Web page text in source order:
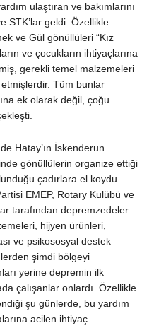
ulaştıran ve bakımlarını
STK’lar geldi. Özellikle
ve Gül gönüllüleri “Kız
ve çocukların ihtiyaçlarına
gerekli temel malzemeleri
etmişlerdir. Tüm bunlar
ek olarak değil, çoğu
Hatay’ın İskenderun
gönüllülerin organize ettiği
çadırlara el koydu.
EMEP, Rotary Kulübü ve
tarafından depremzedeler
hijyen ürünleri,
ve psikososyal destek
şimdi bölgeyi
yerine depremin ilk
çalışanlar onlardı. Özellikle
şu günlerde, bu yardım
acilen ihtiyaç